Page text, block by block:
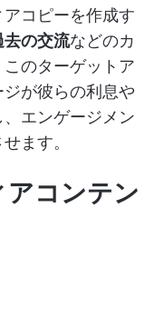
コピーを作成す
去の交流などのカ
のターゲットア
が彼らの利息や
エンゲージメン
ます。
コンテン